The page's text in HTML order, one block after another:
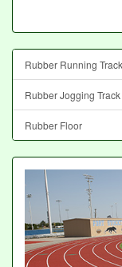
Rubber Running Track
Rubber Jogging Track
Rubber Floor